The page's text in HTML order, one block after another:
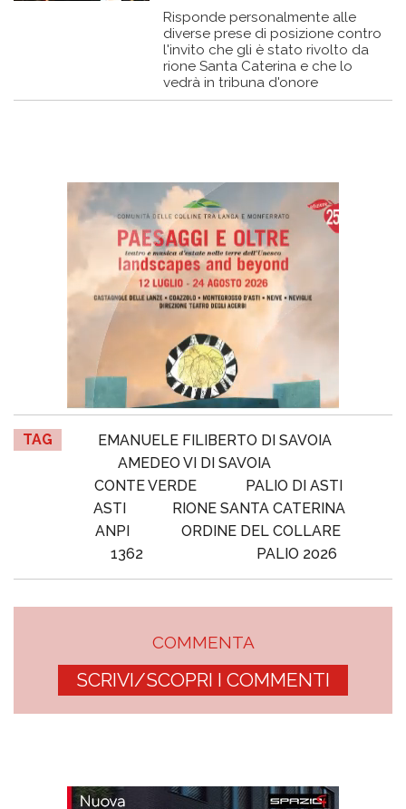
Risponde personalmente alle
diverse prese di posizione contro
l'invito che gli è stato rivolto da
rione Santa Caterina e che lo
vedrà in tribuna d'onore
TAG
EMANUELE FILIBERTO DI SAVOIA
AMEDEO VI DI SAVOIA
CONTE VERDE
PALIO DI ASTI
ASTI
RIONE SANTA CATERINA
ANPI
ORDINE DEL COLLARE
1362
PALIO 2026
COMMENTA
SCRIVI/SCOPRI I COMMENTI